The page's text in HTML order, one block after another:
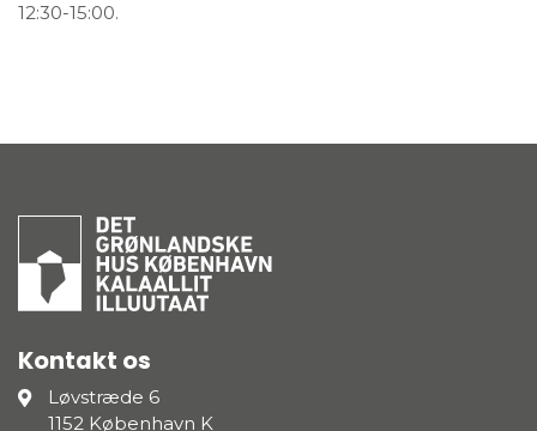
12:30-15:00.
Kontakt os
Løvstræde 6
1152 København K